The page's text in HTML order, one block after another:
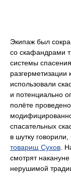
Экипаж был
со скафандрами
системы
разгерметизации
использовали
и потенциально
полёте
спасательных
в шутку
товарищ Сухов .
смотрят
нерушимой